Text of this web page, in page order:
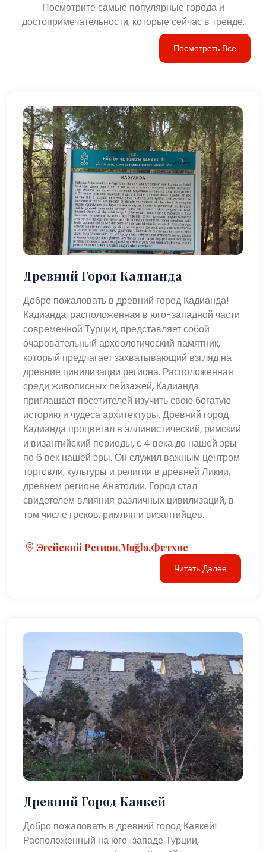
Посмотрите самые популярные города и
достопримечательности, которые сейчас в тренде.
Посмотреть Все
Древний Город Кадианда
Добро пожаловать в древний город Кадианда!
Кадианда, расположенная в юго-западной части
современной Турции, представляет собой
очаровательный археологический памятник,
который предлагает захватывающий взгляд на
древние цивилизации региона. Расположенная
среди живописных пейзажей, Кадианда
приглашает посетителей изучить свою богатую
историю и чудеса архитектуры. Древний город
Кадианда процветал в эллинистический, римский
и византийский периоды, с 4 века до нашей эры
по 6 век нашей эры. Он служил важным центром
торговли, культуры и религии в древней Ликии,
древнем регионе Анатолии. Город стал
свидетелем влияния различных цивилизаций, в
том числе греков, римлян и византийцев.
Эгейский Регион,Muğla,Фетхие
Читать Далее
Древний Город Каякей
Добро пожаловать в древний город Каякёй!
Расположенный на юго-западе Турции,